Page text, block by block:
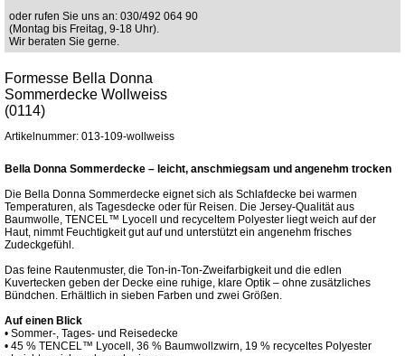
oder rufen Sie uns an: 030/492 064 90
(Montag bis Freitag, 9-18 Uhr).
Wir beraten Sie gerne.
Formesse Bella Donna
Sommerdecke Wollweiss
(0114)
Artikelnummer: 013-109-wollweiss
Bella Donna Sommerdecke – leicht, anschmiegsam und angenehm trocken
Die Bella Donna Sommerdecke eignet sich als Schlafdecke bei warmen
Temperaturen, als Tagesdecke oder für Reisen. Die Jersey-Qualität aus
Baumwolle, TENCEL™ Lyocell und recyceltem Polyester liegt weich auf der
Haut, nimmt Feuchtigkeit gut auf und unterstützt ein angenehm frisches
Zudeckgefühl.
Das feine Rautenmuster, die Ton-in-Ton-Zweifarbigkeit und die edlen
Kuvertecken geben der Decke eine ruhige, klare Optik – ohne zusätzliches
Bündchen. Erhältlich in sieben Farben und zwei Größen.
Auf einen Blick
• Sommer-, Tages- und Reisedecke
• 45 % TENCEL™ Lyocell, 36 % Baumwollzwirn, 19 % recyceltes Polyester